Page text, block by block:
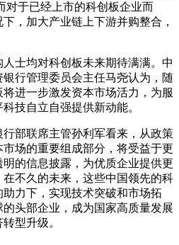
对于已经上市的科创板企业而
，加大产业链上下游并购整合，
均对科创板未来期待满满。中
行管理委员会主任马尧认为，随
进一步激发资本市场活力，为服
技自立自强提供新动能。
部联席主管孙利军看来，从政策
场的重要组成部分，将受益于更
的信息披露，为优质企业提供更
不久的未来，这些中国领先的科
力下，实现技术突破和市场拓
头部企业，成为国家高质量发展
型升级。